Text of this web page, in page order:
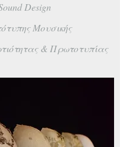
Design
Μουσικής
& Πρωτοτυπίας